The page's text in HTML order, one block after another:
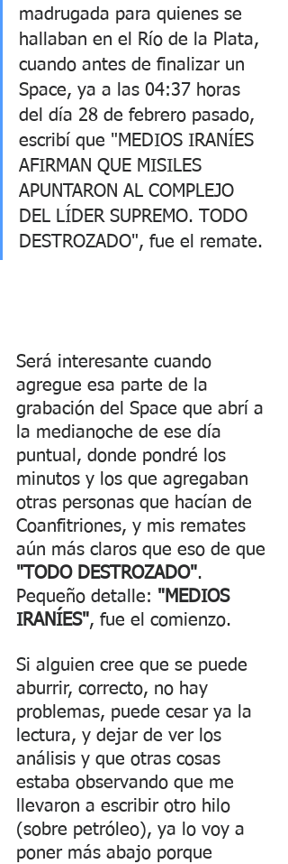
madrugada para quienes se
hallaban en el Río de la Plata,
cuando antes de finalizar un
Space, ya a las 04:37 horas
del día 28 de febrero pasado,
escribí que "MEDIOS IRANÍES
AFIRMAN QUE MISILES
APUNTARON AL COMPLEJO
DEL LÍDER SUPREMO. TODO
DESTROZADO", fue el remate.
Será interesante cuando
agregue esa parte de la
grabación del Space que abrí a
la medianoche de ese día
puntual, donde pondré los
minutos y los que agregaban
otras personas que hacían de
Coanfitriones, y mis remates
aún más claros que eso de que
"TODO DESTROZADO".
Pequeño detalle: "MEDIOS
IRANÍES", fue el comienzo.
Si alguien cree que se puede
aburrir, correcto, no hay
problemas, puede cesar ya la
lectura, y dejar de ver los
análisis y que otras cosas
estaba observando que me
llevaron a escribir otro hilo
(sobre petróleo), ya lo voy a
poner más abajo porque